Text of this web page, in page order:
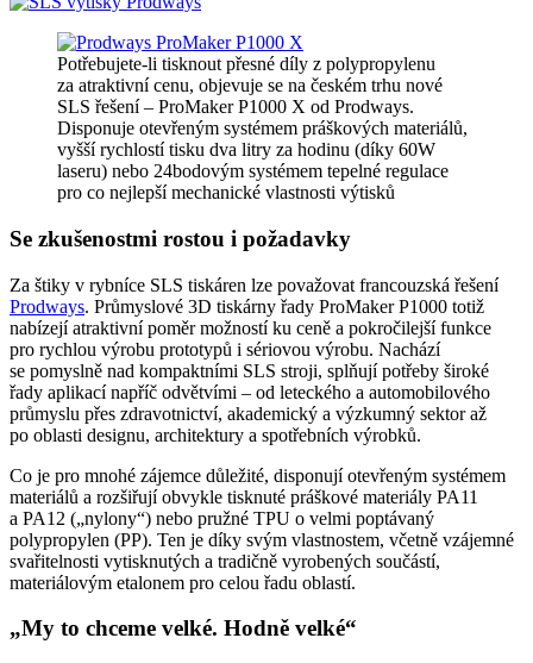
Potřebujete-li tisknout přesné díly z polypropylenu
za atraktivní cenu, objevuje se na českém trhu nové
SLS řešení – ProMaker P1000 X od Prodways.
Disponuje otevřeným systémem práškových materiálů,
vyšší rychlostí tisku dva litry za hodinu (díky 60W
laseru) nebo 24bodovým systémem tepelné regulace
pro co nejlepší mechanické vlastnosti výtisků
Se zkušenostmi rostou i požadavky
Za štiky v rybníce SLS tiskáren lze považovat francouzská řešení
Prodways. Průmyslové 3D tiskárny řady ProMaker P1000 totiž
nabízejí atraktivní poměr možností ku ceně a pokročilejší funkce
pro rychlou výrobu prototypů i sériovou výrobu. Nachází
se pomyslně nad kompaktními SLS stroji, splňují potřeby široké
řady aplikací napříč odvětvími – od leteckého a automobilového
průmyslu přes zdravotnictví, akademický a výzkumný sektor až
po oblasti designu, architektury a spotřebních výrobků.
Co je pro mnohé zájemce důležité, disponují otevřeným systémem
materiálů a rozšiřují obvykle tisknuté práškové materiály PA11
a PA12 („nylony“) nebo pružné TPU o velmi poptávaný
polypropylen (PP). Ten je díky svým vlastnostem, včetně vzájemné
svařitelnosti vytisknutých a tradičně vyrobených součástí,
materiálovým etalonem pro celou řadu oblastí.
„My to chceme velké. Hodně velké“